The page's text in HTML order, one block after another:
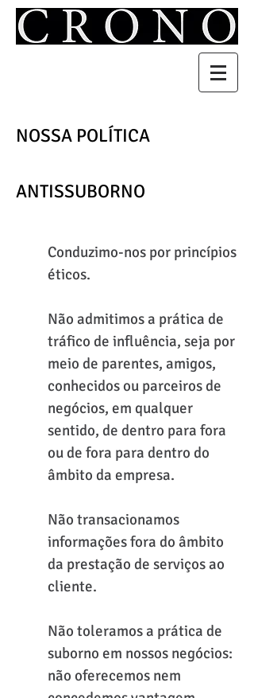
NOSSA POLÍTICA
ANTISSUBORNO
Conduzimo-nos por princípios
éticos.
Não admitimos a prática de
tráfico de influência, seja por
meio de parentes, amigos,
conhecidos ou parceiros de
negócios, em qualquer
sentido, de dentro para fora
ou de fora para dentro do
âmbito da empresa.
Não transacionamos
informações fora do âmbito
da prestação de serviços ao
cliente.
Não toleramos a prática de
suborno em nossos negócios:
não oferecemos nem